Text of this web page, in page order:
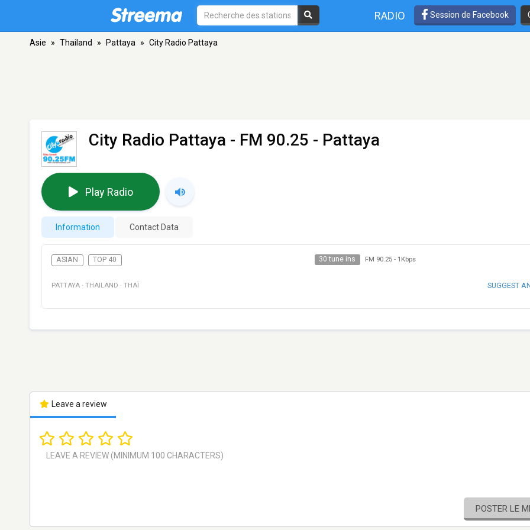
RADIO Session de Facebook
Asie » Thailand » Pattaya » City Radio Pattaya
City Radio Pattaya - FM 90.25 - Pattaya
Play Radio
Information Contact Data
ASIAN TOP 40 30 tune ins FM 90.25- 1Kbps
PATTAYA · THAILAND · THAÏ SUGGEST
Leave a review
POSTER LE